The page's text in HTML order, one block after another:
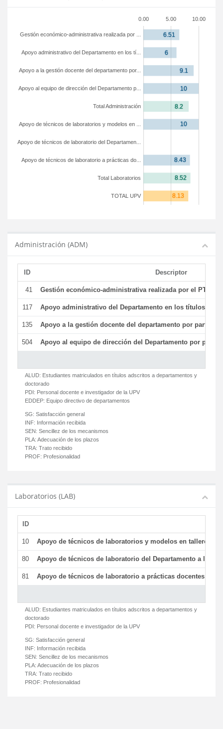
0.00 5.00 10.00
TOTAL UPV
Total Laboratorios
Apoyo de técnicos de laboratorio a prácticas do...
Apoyo de técnicos de laboratorio del Departamen...
Apoyo de técnicos de laboratorios y modelos en ...
Total Administración
Apoyo al equipo de dirección del Departamento p...
Apoyo a la gestión docente del departamento por...
Apoyo administrativo del Departamento en los tí...
Gestión económico-administrativa realizada por ...
Administración (ADM)
ID Descriptor
41 Gestión económico-administrativa realizada por el PTGAS
117 Apoyo administrativo del Departamento en los títulos de
135 Apoyo a la gestión docente del departamento por parte
504 Apoyo al equipo de dirección del Departamento por parte
ALUD: Estudiantes matriculados en títulos adscritos a departamentos y
doctorado
PDI: Personal docente e investigador de la UPV
EDDEP: Equipo directivo de departamentos
SG: Satisfacción general
INF: Información recibida
SEN: Sencillez de los mecanismos
PLA: Adecuación de los plazos
TRA: Trato recibido
PROF: Profesionalidad
Laboratorios (LAB)
ID
10 Apoyo de técnicos de laboratorios y modelos en talleres/
80 Apoyo de técnicos de laboratorio del Departamento a la
81 Apoyo de técnicos de laboratorio a prácticas docentes y
ALUD: Estudiantes matriculados en títulos adscritos a departamentos y
doctorado
PDI: Personal docente e investigador de la UPV
SG: Satisfacción general
INF: Información recibida
SEN: Sencillez de los mecanismos
PLA: Adecuación de los plazos
TRA: Trato recibido
PROF: Profesionalidad